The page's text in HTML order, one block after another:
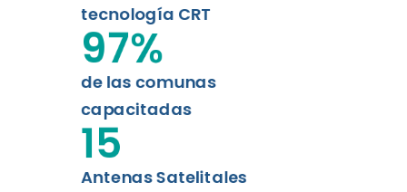
tecnología CRT
de las comunas
capacitadas
97%
Antenas Satelitales
15